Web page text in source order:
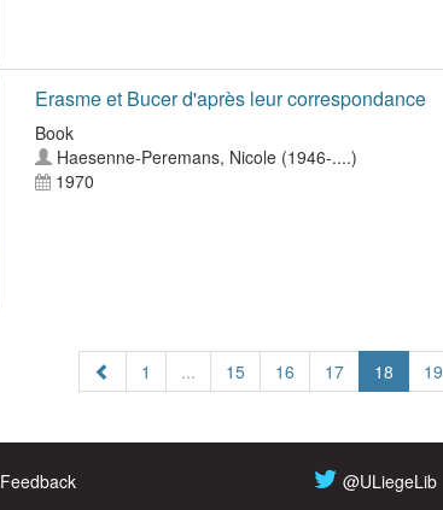
Erasme et Bucer d'après leur correspondance
Book
Haesenne-Peremans, Nicole (1946-....)
1970
1 ... 15 16 17 18 19
Feedback @ULiegeLib